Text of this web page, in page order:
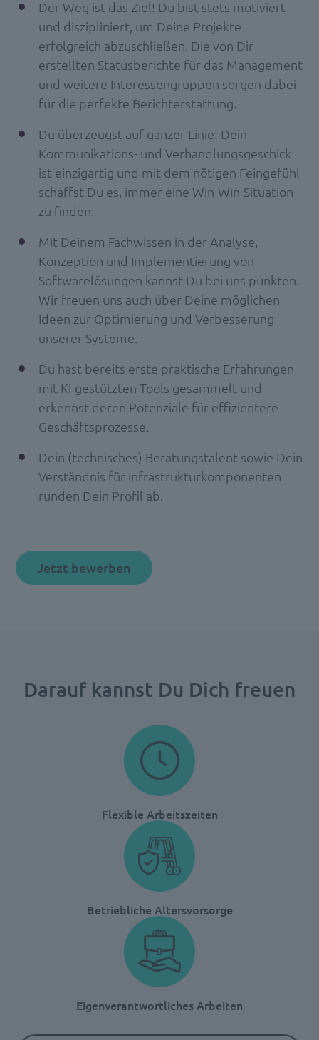
Der Weg ist das Ziel! Du bist stets motiviert
und diszipliniert, um Deine Projekte
erfolgreich abzuschließen. Die von Dir
erstellten Statusberichte für das Management
und weitere Interessengruppen sorgen dabei
für die perfekte Berichterstattung.
Du überzeugst auf ganzer Linie! Dein
Kommunikations- und Verhandlungsgeschick
ist einzigartig und mit dem nötigen Feingefühl
schaffst Du es, immer eine Win-Win-Situation
zu finden.
Mit Deinem Fachwissen in der Analyse,
Konzeption und Implementierung von
Softwarelösungen kannst Du bei uns punkten.
Wir freuen uns auch über Deine möglichen
Ideen zur Optimierung und Verbesserung
unserer Systeme.
Du hast bereits erste praktische Erfahrungen
mit KI-gestützten Tools gesammelt und
erkennst deren Potenziale für effizientere
Geschäftsprozesse.
Dein (technisches) Beratungstalent sowie Dein
Verständnis für Infrastrukturkomponenten
runden Dein Profil ab.
Jetzt bewerben
Darauf kannst Du Dich freuen
Flexible Arbeitszeiten
Betriebliche Altersvorsorge
Eigenverantwortliches Arbeiten